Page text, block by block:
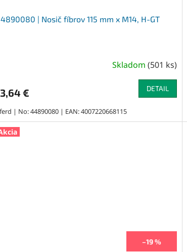
| Nosič fíbrov 115 mm x M14, H-GT
Skladom (501 ks)
€ DETAIL
| No: 44890080 | EAN: 4007220668115
–19 %